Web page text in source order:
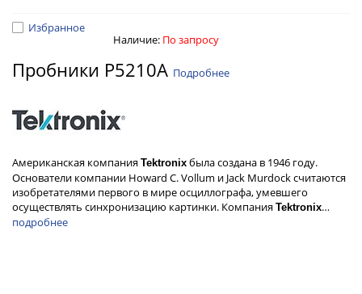
Избранное
Наличие: По запросу
Пробники P5210A Подробнее
Американская компания Tektronix была создана в 1946 году.
Основатели компании Howard C. Vollum и Jack Murdock считаются
изобретателями первого в мире осциллографа, умевшего
осуществлять синхронизацию картинки. Компания Tektronix…
подробнее